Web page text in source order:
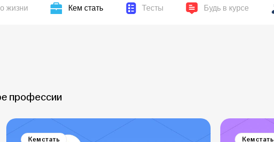
жизни Кем стать Тесты Будь в курсе
профессии
Кем стать Кем стать